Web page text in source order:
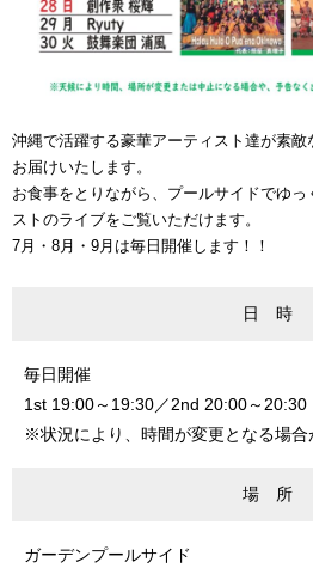
沖縄で活躍する豪華アーティスト達が素
お届けいたします。
お食事をとりながら、プールサイドでゆ
ストのライブをご覧いただけます。
7月・8月・9月は毎日開催します！！
日 時
毎日開催
1st 19:00～19:30／2nd 20:00～20:30
※状況により、時間が変更となる場合
場 所
ガーデンプールサイド